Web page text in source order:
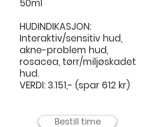
50ml
HUDINDIKASJON:
Interaktiv/sensitiv hud,
akne-problem hud,
rosacea, tørr/miljøskadet
hud.
VERDI: 3.151,- (spar 612 kr)
Bestill time